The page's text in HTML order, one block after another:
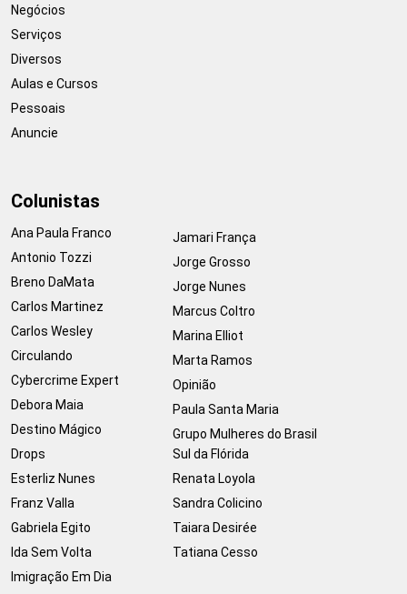
Negócios
Serviços
Diversos
Aulas e Cursos
Pessoais
Anuncie
Colunistas
Ana Paula Franco
Antonio Tozzi
Breno DaMata
Carlos Martinez
Carlos Wesley
Circulando
Cybercrime Expert
Debora Maia
Destino Mágico
Drops
Esterliz Nunes
Franz Valla
Gabriela Egito
Ida Sem Volta
Imigração Em Dia
Jamari França
Jorge Grosso
Jorge Nunes
Marcus Coltro
Marina Elliot
Marta Ramos
Opinião
Paula Santa Maria
Grupo Mulheres do Brasil
Sul da Flórida
Renata Loyola
Sandra Colicino
Taiara Desirée
Tatiana Cesso